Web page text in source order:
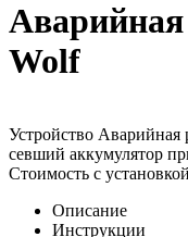
Аварийная
Wolf
Устройство Аварийная
севший аккумулятор
Стоимость с
Описание
Инструкции